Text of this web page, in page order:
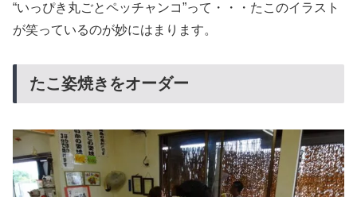
“いっぴき丸ごとペッチャンコ”って・・・たこのイラスト
が笑っているのが妙にはまります。
たこ姿焼きをオーダー